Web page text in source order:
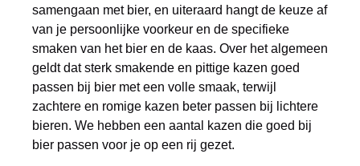
samengaan met bier, en uiteraard hangt de keuze af
van je persoonlijke voorkeur en de specifieke
smaken van het bier en de kaas. Over het algemeen
geldt dat sterk smakende en pittige kazen goed
passen bij bier met een volle smaak, terwijl
zachtere en romige kazen beter passen bij lichtere
bieren. We hebben een aantal kazen die goed bij
bier passen voor je op een rij gezet.